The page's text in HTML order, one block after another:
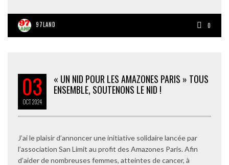
97LAND 0
03
OCT2024
« UN NID POUR LES AMAZONES PARIS » TOUS
ENSEMBLE, SOUTENONS LE NID !
J’ai le plaisir d’annoncer une initiative solidaire lancée par
l’association San Limit au profit des Amazones Paris. Afin
d’aider de nombreuses femmes, atteintes de cancer, à